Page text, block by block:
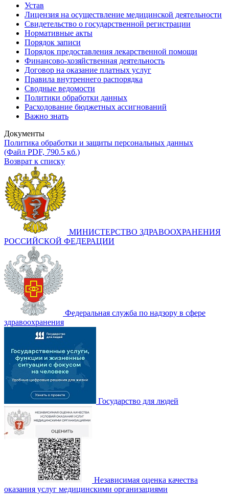
Устав
Лицензия на осуществление медицинской деятельности
Свидетельство о государственной регистрации
Нормативные акты
Порядок записи
Порядок предоставления лекарственной помощи
Финансово-хозяйственная деятельность
Договор на оказание платных услуг
Правила внутреннего распорядка
Сводные ведомости
Политики обработки данных
Расходование бюджетных ассигнований
Важно знать
Документы
Политика обработки и защиты персональных данных
(Файл PDF, 790.5 кб.)
Возврат к списку
МИНИСТЕРСТВО ЗДРАВООХРАНЕНИЯ
РОССИЙСКОЙ ФЕДЕРАЦИИ
Федеральная служба по надзору в сфере
здравоохранения
Государство для людей
Независимая оценка качества
оказания услуг медицинскими организациями